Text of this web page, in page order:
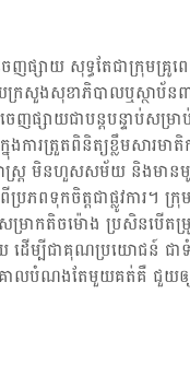
កម្ម​ច្រើន​ដូចជា​ម្ទេស​អាច​ប្រឆាំង​នឹ
ៃ​ដែល​អាច​បង្កើន​ហានិភ័យ​ជំងឺ​មហារី
យ​បន្ថយ​ហានិភ័យ​ជំងឺ​ទាំង​នេះបាន។
បន្ថយ​ការ​ឈឺចាប់។ សារធាតុ​នេះ​
រ​ឈឺចាប់​បាន។ ភាគច្រើន​គេ​ប្រើ​ស
ហា​សន្លាក់​ដូចជា​ជំងឺ​រលាក​សន្លាក់​រ៉
ជំងឺ​ទឹកនោមផ្អែម​។ ការ​ប្រើ​គ្រីម​ម
តិច​។ ផល​ប៉ះពាល់​នៃ​សារធាតុ capsaicin អាការៈ​ក្រហាយ ផល​ប៉ះ
ធាតុ capsaicin គឺ​អាការៈ​ក្រហ
អាច​ធ្វើ​ឲ្យ​អាការៈ​កាន់តែ​ធ្ងន់
ារៈ​មិន​ស្រួល​បាន​។ សីតុណ្ហភាព​ក្នុង​
នុង​ខ្លួន​កើន​ឡើង​។ […]
ញផ្សាយ សុទ្ធតែជា​ក្រុម​គ្រូព
រសួងសុខាភិបាលឬស្ថាប័ន​ពា
ផ្សាយជាបន្តបន្ទាប់សម្រា
ារ​ត្រួតពិនិត្យ​ខ្លឹមសារ​មាតិ
ាស្ត្រ មិនហួសសម័យ និង​មាន
រភព​ទុកចិត្ត​ជាផ្លូវការ។ ក្រុ
រាក​តិចម៉ោង ប្រសិន​បើ​តម្
ដើម្បី​ជា​គុណប្រយោជន៍ ជា​
ោលបំណង​តែមួយ​គត់​គឺ ជួយ​ឲ្យ​